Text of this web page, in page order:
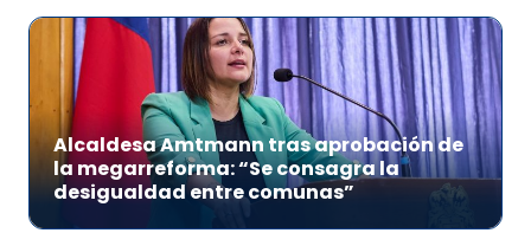
Alcaldesa Amtmann tras aprobación de
la megarreforma: “Se consagra la
desigualdad entre comunas”